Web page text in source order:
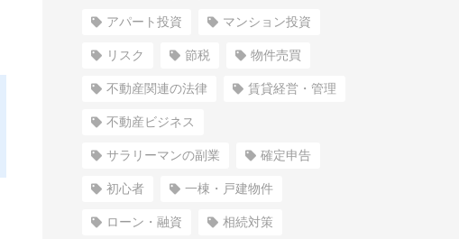
アパート投資 マンション投資
リスク 節税 物件売買
不動産関連の法律 賃貸経営・管理
不動産ビジネス
サラリーマンの副業 確定申告
初心者 一棟・戸建物件
ローン・融資 相続対策